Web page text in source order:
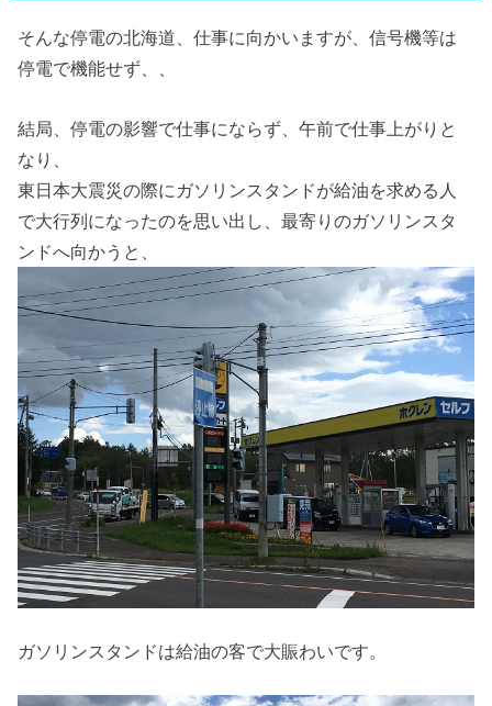
そんな停電の北海道、仕事に向かいますが、信号機等は
停電で機能せず、、
結局、停電の影響で仕事にならず、午前で仕事上がりと
なり、
東日本大震災の際にガソリンスタンドが給油を求める人
で大行列になったのを思い出し、最寄りのガソリンスタ
ンドへ向かうと、
ガソリンスタンドは給油の客で大賑わいです。